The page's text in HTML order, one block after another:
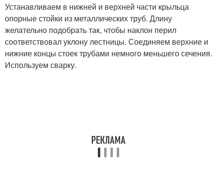
Устанавливаем в нижней и верхней части крыльца
опорные стойки из металлических труб. Длину
желательно подобрать так, чтобы наклон перил
соответствовал уклону лестницы. Соединяем верхние и
нижние концы стоек трубами немного меньшего сечения.
Используем сварку.